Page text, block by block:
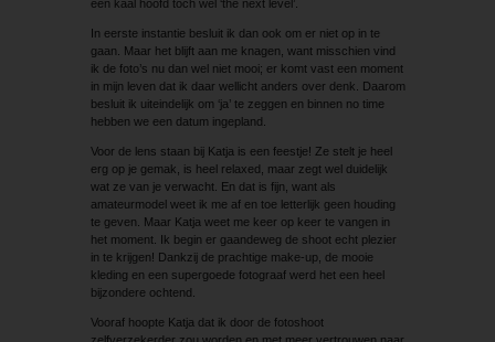
een kaal hoofd toch wel ‘the next level’.
In eerste instantie besluit ik dan ook om er niet op in te
gaan. Maar het blijft aan me knagen, want misschien vind
ik de foto’s nu dan wel niet mooi; er komt vast een moment
in mijn leven dat ik daar wellicht anders over denk. Daarom
besluit ik uiteindelijk om ‘ja’ te zeggen en binnen no time
hebben we een datum ingepland.
Voor de lens staan bij Katja is een feestje! Ze stelt je heel
erg op je gemak, is heel relaxed, maar zegt wel duidelijk
wat ze van je verwacht. En dat is fijn, want als
amateurmodel weet ik me af en toe letterlijk geen houding
te geven. Maar Katja weet me keer op keer te vangen in
het moment. Ik begin er gaandeweg de shoot echt plezier
in te krijgen! Dankzij de prachtige make-up, de mooie
kleding en een supergoede fotograaf werd het een heel
bijzondere ochtend.
Vooraf hoopte Katja dat ik door de fotoshoot